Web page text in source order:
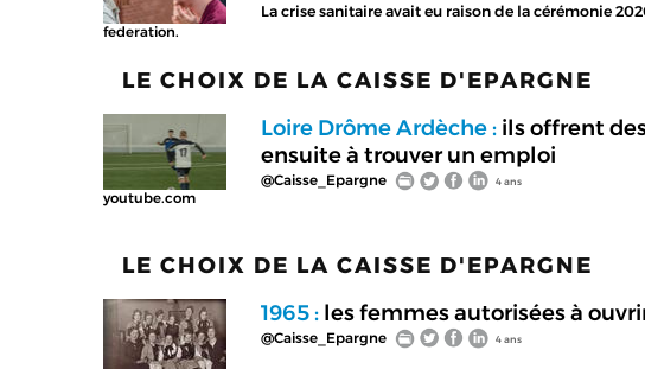
federation.
La crise sanitaire avait eu raison de la cérémonie
LE CHOIX DE LA CAISSE D'EPARGNE
youtube.com
Loire Drôme Ardèche : ils offrent
ensuite à trouver un emploi
@Caisse_Epargne 4 ans
LE CHOIX DE LA CAISSE D'EPARGNE
1965 : les femmes autorisées à
@Caisse_Epargne 4 ans